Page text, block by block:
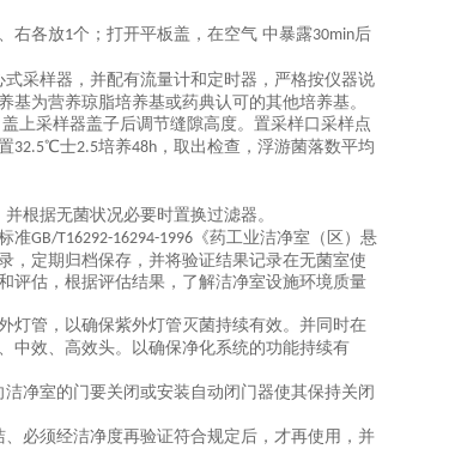
右各放1个；打开平板盖，在空气 中暴露30min后
采样器，并配有流量计和定时器，严格按仪器说
为营养琼脂培养基或药典认可的其他培养基。
上采样器盖子后调节缝隙高度。置采样口采样点
32.5℃士2.5培养48h ，取出检查，浮游菌落数平均
根据无菌状况必要时置换过滤器。
准GB/T16292-16294-1996 《药工业洁净室（区）悬
，定期归档保存，并将验证结果记录在无菌室使
评估，根据评估结果，了解洁净室设施环境质量
灯管，以确保紫外灯管灭菌持续有效。并同时在
中效、高效头。以确保净化系统的功能持续有
净室的门要关闭或安装自动闭门器使其保持关闭
必须经洁净度再验证符合规定后，才再使用，并